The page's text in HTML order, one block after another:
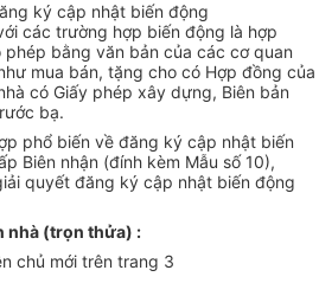
ký cập nhật biến động
các trường hợp biến động là hợp
bằng văn bản của các cơ quan
mua bán, tặng cho có Hợp đồng của
có Giấy phép xây dựng, Biên bản
bạ.
phổ biến về đăng ký cập nhật biến
Biên nhận (đính kèm Mẫu số 10),
quyết đăng ký cập nhật biến động
nhà (trọn thửa) :
chủ mới trên trang 3